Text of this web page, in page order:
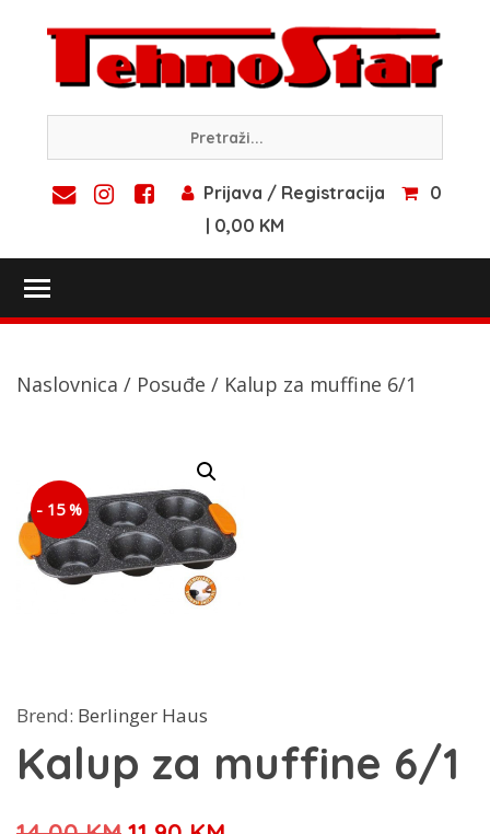
content
Prijava / Registracija
0
| 0,00 KM
Naslovnica / Posuđe / Kalup za muffine 6/1
- 15 %
Brend: Berlinger Haus
Kalup za muffine 6/1